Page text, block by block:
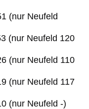
(nur Neufeld
(nur Neufeld 120
(nur Neufeld 110
(nur Neufeld 117
(nur Neufeld -)